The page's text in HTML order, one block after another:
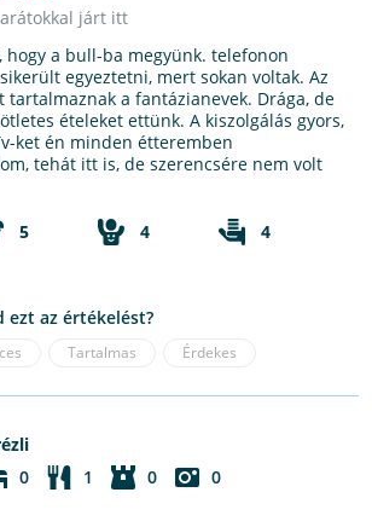
járt itt
hogy a bull-ba megyünk. telefonon
egyeztetni, mert sokan voltak. Az
a fantázianevek. Drága, de
ételeket ettünk. A kiszolgálás gyors,
ket én minden étteremben
tehát itt is, de szerencsére nem volt
5 4
4
az értékelést?
Tartalmas Érdekes
0
1 0 0